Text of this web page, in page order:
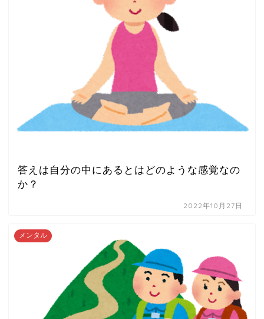
答えは自分の中にあるとはどのような感覚なの
か？
2022年10月27日
メンタル